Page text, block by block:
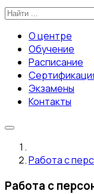
О центре
Обучение
Расписание
Экзамены
Контакты
Работа с
Работа с